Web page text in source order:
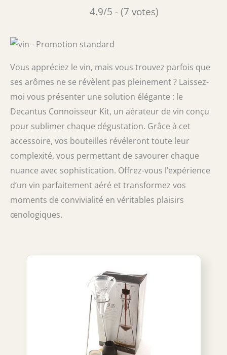
4.9/5 - (7 votes)
Vous appréciez le vin, mais vous trouvez parfois que
ses arômes ne se révèlent pas pleinement ? Laissez-
moi vous présenter une solution élégante : le
Decantus Connoisseur Kit, un aérateur de vin conçu
pour sublimer chaque dégustation. Grâce à cet
accessoire, vos bouteilles révéleront toute leur
complexité, vous permettant de savourer chaque
nuance avec sophistication. Offrez-vous l’expérience
d’un vin parfaitement aéré et transformez vos
moments de convivialité en véritables plaisirs
œnologiques.